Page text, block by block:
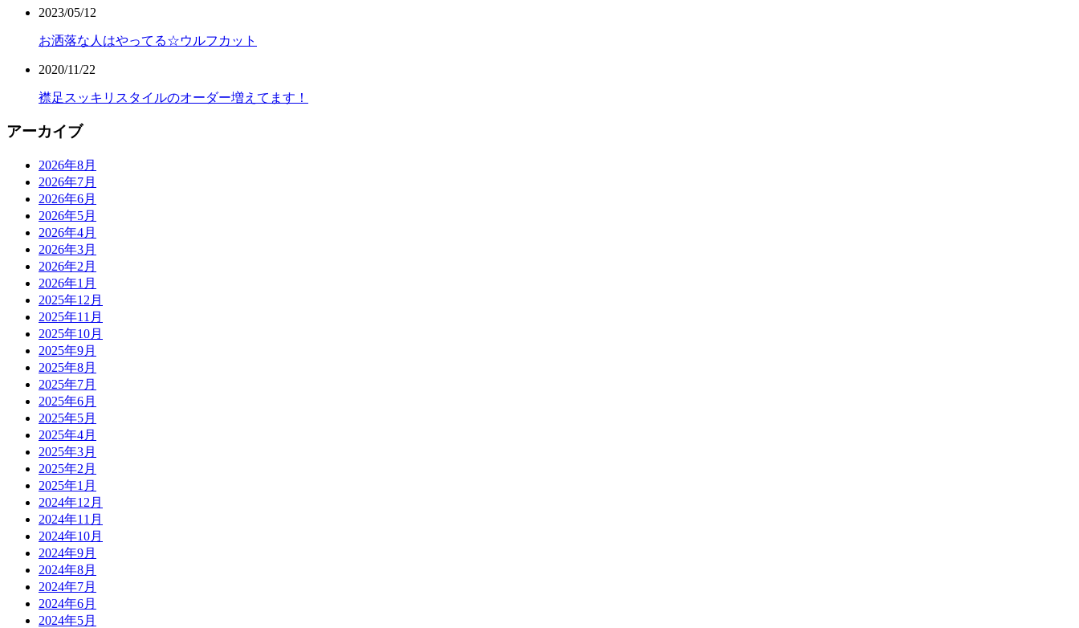
2023/05/12
お洒落な人はやってる☆ウルフカット
2020/11/22
襟足スッキリスタイルのオーダー増えてます！
アーカイブ
2026年8月
2026年7月
2026年6月
2026年5月
2026年4月
2026年3月
2026年2月
2026年1月
2025年12月
2025年11月
2025年10月
2025年9月
2025年8月
2025年7月
2025年6月
2025年5月
2025年4月
2025年3月
2025年2月
2025年1月
2024年12月
2024年11月
2024年10月
2024年9月
2024年8月
2024年7月
2024年6月
2024年5月